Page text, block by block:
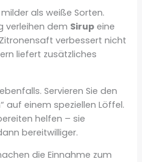
als weiße Sorten.
verleihen dem Sirup eine
verbessert nicht
liefert zusätzliches
Servieren Sie den
auf einem speziellen Löffel.
helfen – sie
bereitwilliger.
die Einnahme zum